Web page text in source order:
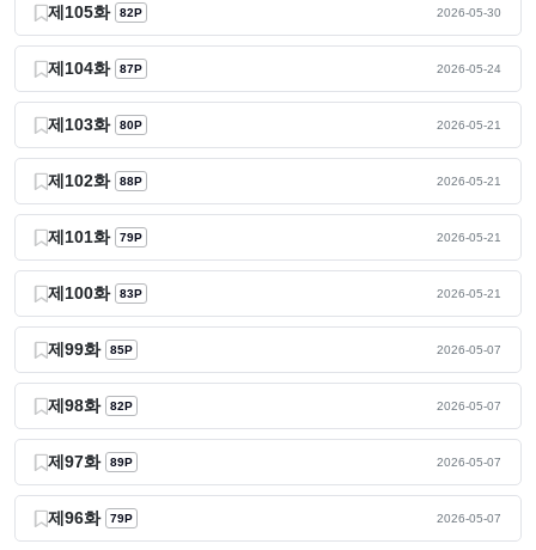
제105화 82P 2026-05-30
제104화 87P 2026-05-24
제103화 80P 2026-05-21
제102화 88P 2026-05-21
제101화 79P 2026-05-21
제100화 83P 2026-05-21
제99화 85P 2026-05-07
제98화 82P 2026-05-07
제97화 89P 2026-05-07
제96화 79P 2026-05-07